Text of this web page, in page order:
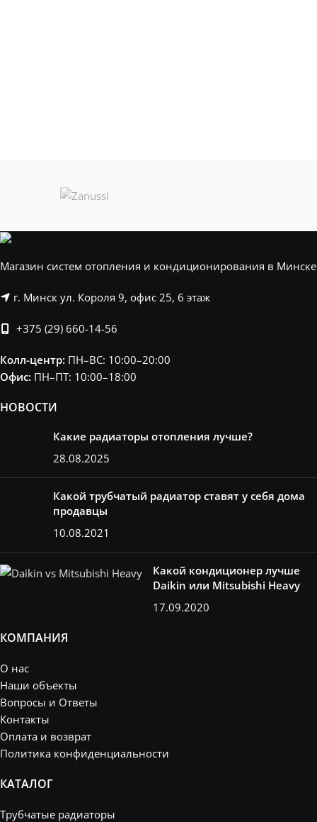
Магазин систем отопления и кондиционирования в Минске
г. Минск ул. Короля 9, офис 25, 6 этаж
+375 (29) 660-14-56
Колл-центр: ПН–ВС: 10:00–20:00​
Офис: ПН–ПТ: 10:00–18:00
НОВОСТИ
Какие радиаторы отопления лучше?
28.08.2025
Какой трубчатый радиатор ставят у себя дома
продавцы
10.08.2021
Какой кондиционер лучше
Daikin или Mitsubishi Heavy
17.09.2020
КОМПАНИЯ
О нас
Наши объекты
Вопросы и Ответы
Контакты
Оплата и возврат
Политика конфиденциальности
КАТАЛОГ
Трубчатые радиаторы